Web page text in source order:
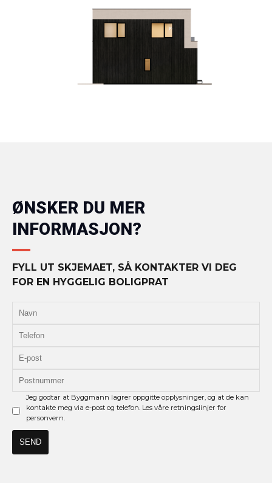
ØNSKER DU MER
INFORMASJON?
FYLL UT SKJEMAET, SÅ KONTAKTER VI DEG
FOR EN HYGGELIG BOLIGPRAT
Jeg godtar at Byggmann lagrer oppgitte opplysninger, og at de kan
kontakte meg via e-post og telefon. Les våre retningslinjer for
personvern.